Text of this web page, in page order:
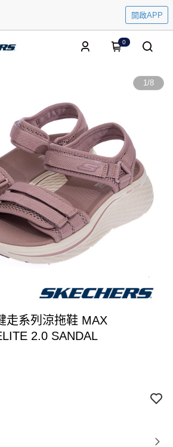
開啟APP
0
1/8
走系列涼拖鞋 MAX
2.0 SANDAL